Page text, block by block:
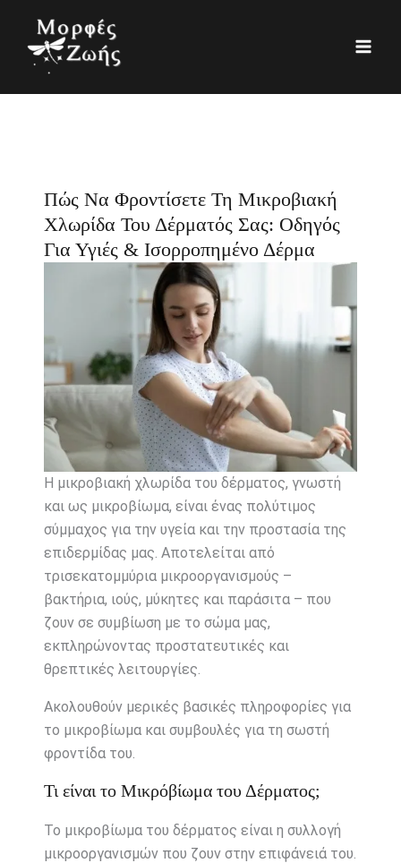
περιεχόμενο
Πώς Να Φροντίσετε Τη Μικροβιακή
Χλωρίδα Του Δέρματός Σας: Οδηγός
Για Υγιές & Ισορροπημένο Δέρμα
Η μικροβιακή χλωρίδα του δέρματος, γνωστή
και ως μικροβίωμα, είναι ένας πολύτιμος
σύμμαχος για την υγεία και την προστασία της
επιδερμίδας μας. Αποτελείται από
τρισεκατομμύρια μικροοργανισμούς –
βακτήρια, ιούς, μύκητες και παράσιτα – που
ζουν σε συμβίωση με το σώμα μας,
εκπληρώνοντας προστατευτικές και
θρεπτικές λειτουργίες.
Ακολουθούν μερικές βασικές πληροφορίες για
το μικροβίωμα και συμβουλές για τη σωστή
φροντίδα του.
Τι είναι το Μικρόβίωμα του Δέρματος;
Το μικροβίωμα του δέρματος είναι η συλλογή
μικροοργανισμών που ζουν στην επιφάνειά του.
α
η
σ
ο